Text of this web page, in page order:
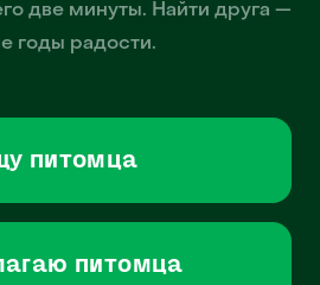
две минуты. Найти друга —
годы радости.
питомца
питомца